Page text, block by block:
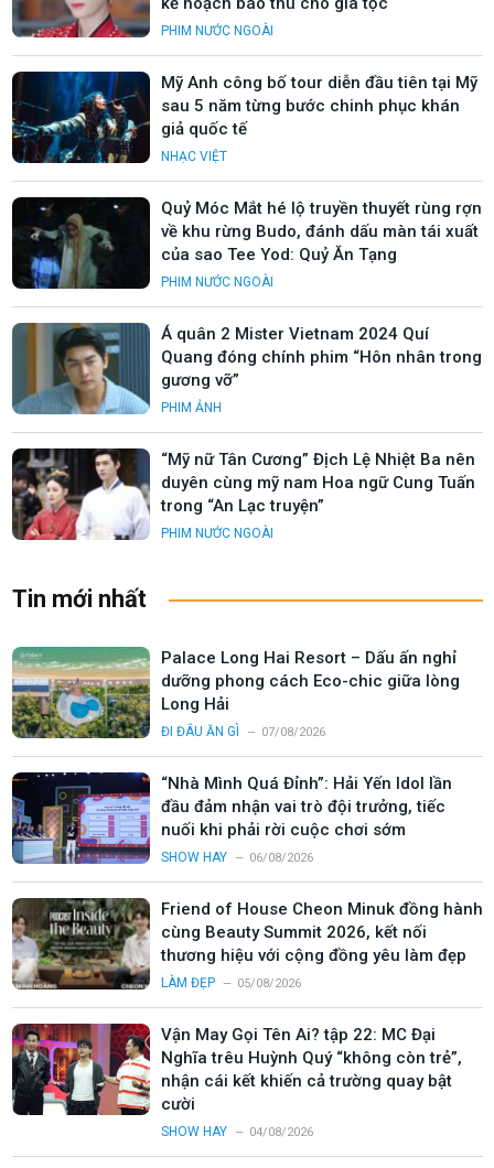
PHIM NƯỚC NGOÀI
Mỹ Anh công bố tour diễn đầu tiên tại Mỹ
sau 5 năm từng bước chinh phục khán
giả quốc tế
NHẠC VIỆT
Quỷ Móc Mắt hé lộ truyền thuyết rùng rợn
về khu rừng Budo, đánh dấu màn tái xuất
của sao Tee Yod: Quỷ Ăn Tạng
PHIM NƯỚC NGOÀI
Á quân 2 Mister Vietnam 2024 Quí
Quang đóng chính phim “Hôn nhân trong
gương vỡ”
PHIM ẢNH
“Mỹ nữ Tân Cương” Địch Lệ Nhiệt Ba nên
duyên cùng mỹ nam Hoa ngữ Cung Tuấn
trong “An Lạc truyện”
PHIM NƯỚC NGOÀI
Tin mới nhất
Palace Long Hai Resort – Dấu ấn nghỉ
dưỡng phong cách Eco-chic giữa lòng
Long Hải
ĐI ĐÂU ĂN GÌ 07/08/2026
“Nhà Mình Quá Đỉnh”: Hải Yến Idol lần
đầu đảm nhận vai trò đội trưởng, tiếc
nuối khi phải rời cuộc chơi sớm
SHOW HAY 06/08/2026
Friend of House Cheon Minuk đồng hành
cùng Beauty Summit 2026, kết nối
thương hiệu với cộng đồng yêu làm đẹp
LÀM ĐẸP 05/08/2026
Vận May Gọi Tên Ai? tập 22: MC Đại
Nghĩa trêu Huỳnh Quý “không còn trẻ”,
nhận cái kết khiến cả trường quay bật
cười
SHOW HAY 04/08/2026